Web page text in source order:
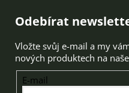
Zápatí
Odebírat
Vložte svůj e-mail a my
nových produktech na
E-mail